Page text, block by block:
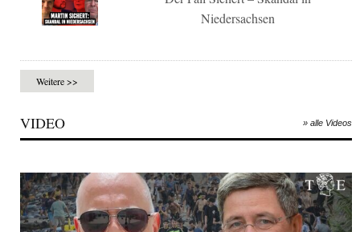
Niedersachsen
Weitere >>
VIDEO » alle Videos